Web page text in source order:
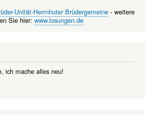
Unität-Herrnhuter Brüdergemeine - weitere
Sie hier:www.losungen.de
ich mache alles neu!